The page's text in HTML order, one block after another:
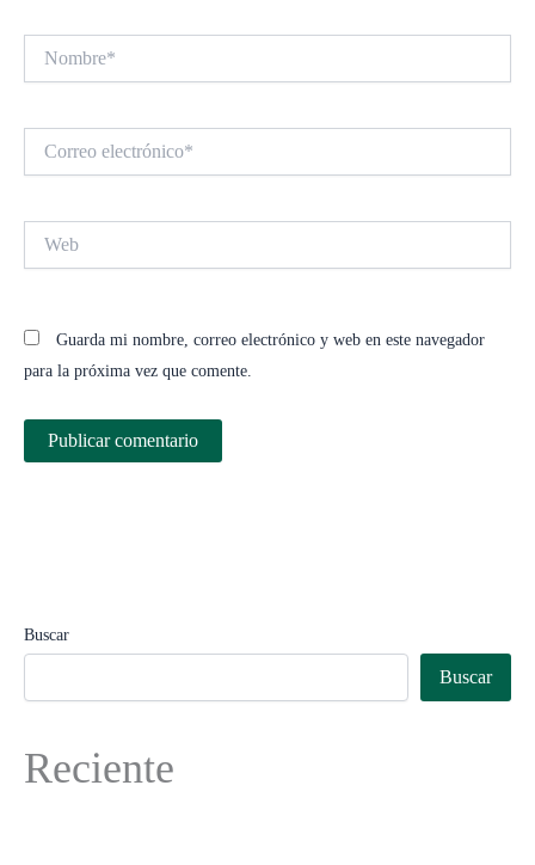
electrónico*
Guarda mi nombre, correo electrónico y web en este navegador
para la próxima vez que comente.
Buscar
Buscar
Reciente